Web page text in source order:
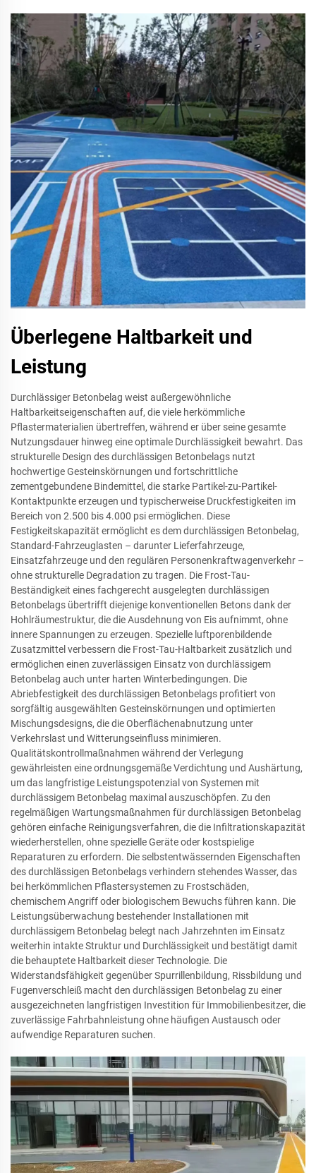
Überlegene Haltbarkeit und
Leistung
Durchlässiger Betonbelag weist außergewöhnliche
Haltbarkeitseigenschaften auf, die viele herkömmliche
Pflastermaterialien übertreffen, während er über seine gesamte
Nutzungsdauer hinweg eine optimale Durchlässigkeit bewahrt. Das
strukturelle Design des durchlässigen Betonbelags nutzt
hochwertige Gesteinskörnungen und fortschrittliche
zementgebundene Bindemittel, die starke Partikel-zu-Partikel-
Kontaktpunkte erzeugen und typischerweise Druckfestigkeiten im
Bereich von 2.500 bis 4.000 psi ermöglichen. Diese
Festigkeitskapazität ermöglicht es dem durchlässigen Betonbelag,
Standard-Fahrzeuglasten – darunter Lieferfahrzeuge,
Einsatzfahrzeuge und den regulären Personenkraftwagenverkehr –
ohne strukturelle Degradation zu tragen. Die Frost-Tau-
Beständigkeit eines fachgerecht ausgelegten durchlässigen
Betonbelags übertrifft diejenige konventionellen Betons dank der
Hohlräumestruktur, die die Ausdehnung von Eis aufnimmt, ohne
innere Spannungen zu erzeugen. Spezielle luftporenbildende
Zusatzmittel verbessern die Frost-Tau-Haltbarkeit zusätzlich und
ermöglichen einen zuverlässigen Einsatz von durchlässigem
Betonbelag auch unter harten Winterbedingungen. Die
Abriebfestigkeit des durchlässigen Betonbelags profitiert von
sorgfältig ausgewählten Gesteinskörnungen und optimierten
Mischungsdesigns, die die Oberflächenabnutzung unter
Verkehrslast und Witterungseinfluss minimieren.
Qualitätskontrollmaßnahmen während der Verlegung
gewährleisten eine ordnungsgemäße Verdichtung und Aushärtung,
um das langfristige Leistungspotenzial von Systemen mit
durchlässigem Betonbelag maximal auszuschöpfen. Zu den
regelmäßigen Wartungsmaßnahmen für durchlässigen Betonbelag
gehören einfache Reinigungsverfahren, die die Infiltrationskapazität
wiederherstellen, ohne spezielle Geräte oder kostspielige
Reparaturen zu erfordern. Die selbstentwässernden Eigenschaften
des durchlässigen Betonbelags verhindern stehendes Wasser, das
bei herkömmlichen Pflastersystemen zu Frostschäden,
chemischem Angriff oder biologischem Bewuchs führen kann. Die
Leistungsüberwachung bestehender Installationen mit
durchlässigem Betonbelag belegt nach Jahrzehnten im Einsatz
weiterhin intakte Struktur und Durchlässigkeit und bestätigt damit
die behauptete Haltbarkeit dieser Technologie. Die
Widerstandsfähigkeit gegenüber Spurrillenbildung, Rissbildung und
Fugenverschleiß macht den durchlässigen Betonbelag zu einer
ausgezeichneten langfristigen Investition für Immobilienbesitzer, die
zuverlässige Fahrbahnleistung ohne häufigen Austausch oder
aufwendige Reparaturen suchen.